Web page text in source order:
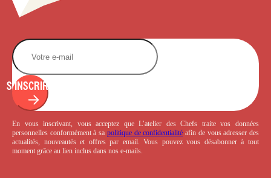
S'INSCRIRE
En vous inscrivant, vous acceptez que L’atelier des Chefs traite vos données
personnelles conformément à sa politique de confidentialité afin de vous adresser des
actualités, nouveautés et offres par email. Vous pouvez vous désabonner à tout
moment grâce au lien inclus dans nos e-mails.